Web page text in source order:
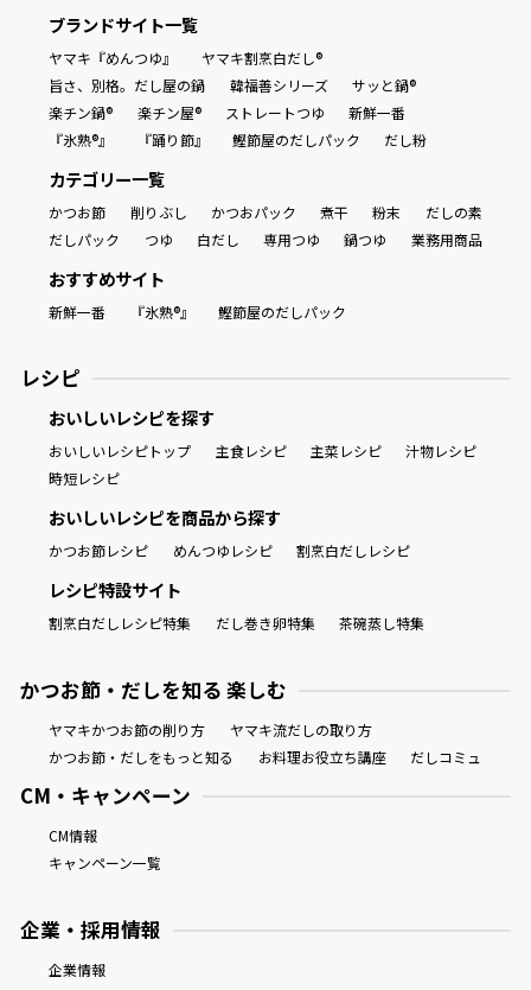
ブランドサイト一覧
ヤマキ『めんつゆ』
ヤマキ割烹白だし®
旨さ、別格。だし屋の鍋
韓福善シリーズ
サッと鍋®
楽チン鍋®
楽チン屋® ストレートつゆ
新鮮一番
『氷熟®』
『踊り節』 鰹節屋のだしパック だし粉
カテゴリー一覧
かつお節 削りぶし かつおパック 煮干 粉末
だしの素
だしパック
つゆ 白だし 専用つゆ 鍋つゆ 業務用商品
おすすめサイト
新鮮一番 『氷熟®』 鰹節屋のだしパック
レシピ
おいしいレシピを探す
おいしいレシピトップ 主食レシピ 主菜レシピ
汁物レシピ
時短レシピ
おいしいレシピを商品から探す
かつお節レシピ めんつゆレシピ 割烹白だしレシピ
レシピ特設サイト
割烹白だしレシピ特集 だし巻き卵特集 茶碗蒸し特集
かつお節・だしを知る 楽しむ
ヤマキかつお節の削り方
ヤマキ流だしの取り方
かつお節・だしをもっと知る
お料理お役立ち講座 だしコミュ
CM・キャンペーン
CM情報
キャンペーン一覧
企業・採用情報
企業情報